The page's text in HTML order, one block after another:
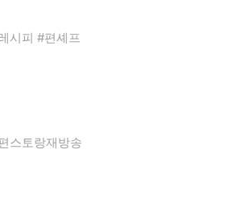
시피 #편셰프
스토랑재방송